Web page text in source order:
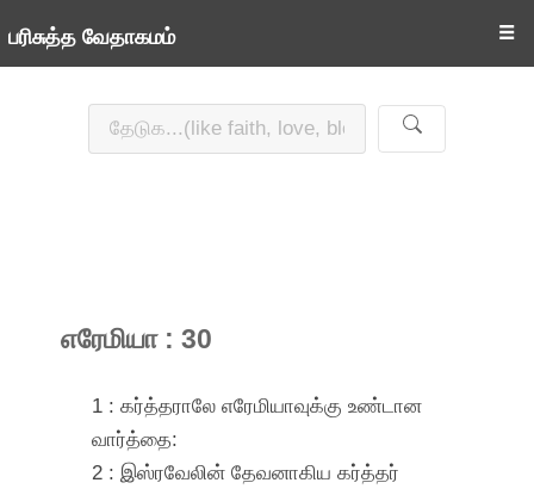
பரிசுத்த வேதாகமம் ☰
எரேமியா : 30
1 : கர்த்தராலே எரேமியாவுக்கு உண்டான
வார்த்தை:
2 : இஸ்ரவேலின் தேவனாகிய கர்த்தர்